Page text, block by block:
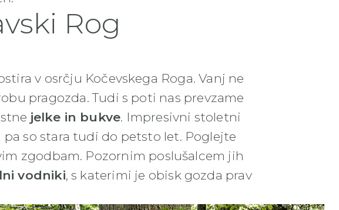
Rog
v osrčju Kočevskega Roga. Vanj ne
pragozda. Tudi s poti nas prevzame
jelke in bukve. Impresivni stoletni
so stara tudi do petsto let. Poglejte
zgodbam. Pozornim poslušalcem jih
vodniki, s katerimi je obisk gozda prav